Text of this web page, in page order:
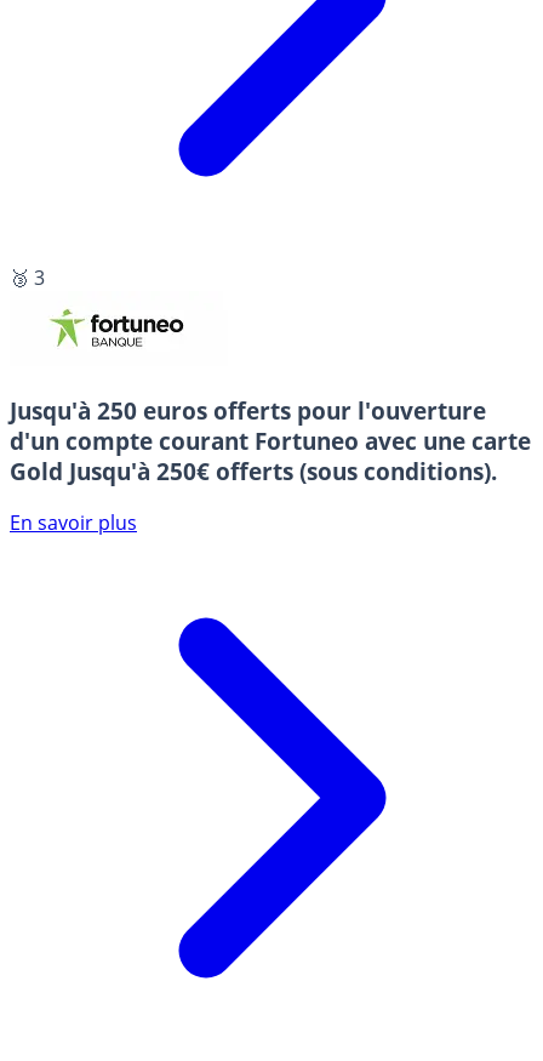
🥉 3
Jusqu'à 250 euros offerts pour l'ouverture
d'un compte courant Fortuneo avec une carte
Gold Jusqu'à 250€ offerts (sous conditions).
En savoir plus